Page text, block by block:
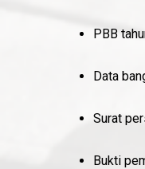
PBB
Data
Surat
Bukti